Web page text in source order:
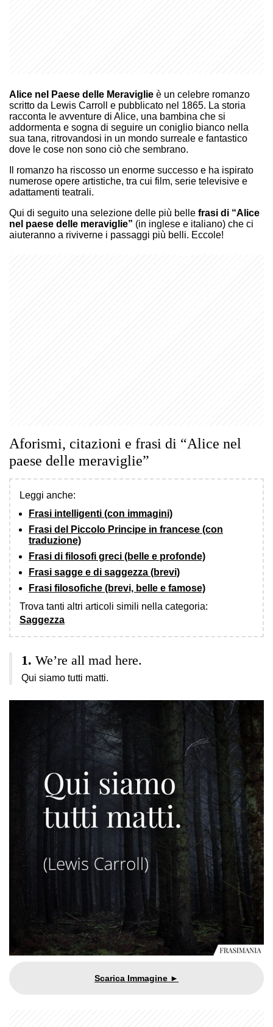
Alice nel Paese delle Meraviglie è un celebre romanzo
scritto da Lewis Carroll e pubblicato nel 1865. La storia
racconta le avventure di Alice, una bambina che si
addormenta e sogna di seguire un coniglio bianco nella
sua tana, ritrovandosi in un mondo surreale e fantastico
dove le cose non sono ciò che sembrano.
Il romanzo ha riscosso un enorme successo e ha ispirato
numerose opere artistiche, tra cui film, serie televisive e
adattamenti teatrali.
Qui di seguito una selezione delle più belle frasi di “Alice
nel paese delle meraviglie” (in inglese e italiano) che ci
aiuteranno a riviverne i passaggi più belli. Eccole!
Aforismi, citazioni e frasi di “Alice nel
paese delle meraviglie”
Leggi anche:
Frasi intelligenti (con immagini)
Frasi del Piccolo Principe in francese (con
traduzione)
Frasi di filosofi greci (belle e profonde)
Frasi sagge e di saggezza (brevi)
Frasi filosofiche (brevi, belle e famose)
Trova tanti altri articoli simili nella categoria:
Saggezza
We’re all mad here.
Qui siamo tutti matti.